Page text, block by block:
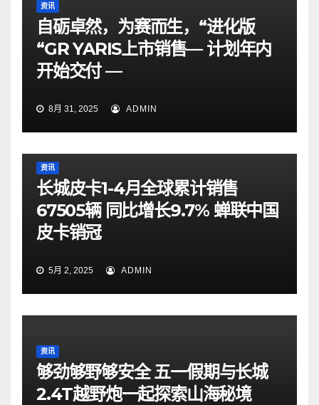
资讯
自砺卓然，为赛而生，“进化版
“GR YARIS上市销售— 计划年内
开始交付 —
8月 31, 2025 ADMIN
资讯
长城皮卡1-4月全球累计销售
67505辆 同比增长9.7% 蝉联中国
皮卡销冠
5月 2, 2025 ADMIN
资讯
够劲够野够安全 五一假期与长城
2.4T越野炮一起探索山海秘境